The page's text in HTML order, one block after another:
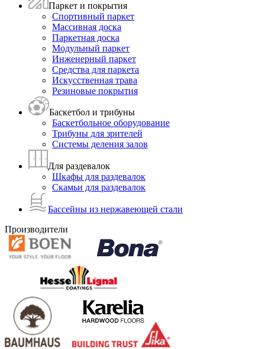
Паркет и покрытия
Спортивный паркет
Массивная доска
Паркетная доска
Модульный паркет
Инженерный паркет
Средства для паркета
Искусственная трава
Резиновые покрытия
Баскетбол и трибуны
Баскетбольное оборудование
Трибуны для зрителей
Системы деления залов
Для раздевалок
Шкафы для раздевалок
Скамьи для раздевалок
Бассейны из нержавеющей стали
Производители